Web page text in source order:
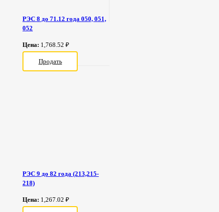
РЭС 8 до 71.12 года 050, 051,
052
Цена: 1,768.52 ₽
Продать
РЭС 9 до 82 года (213,215-
218)
Цена: 1,267.02 ₽